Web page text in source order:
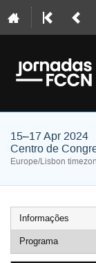
15–17 Apr 2024
Centro de
Europe/Lisbon
Event
menu
Informações
Programa